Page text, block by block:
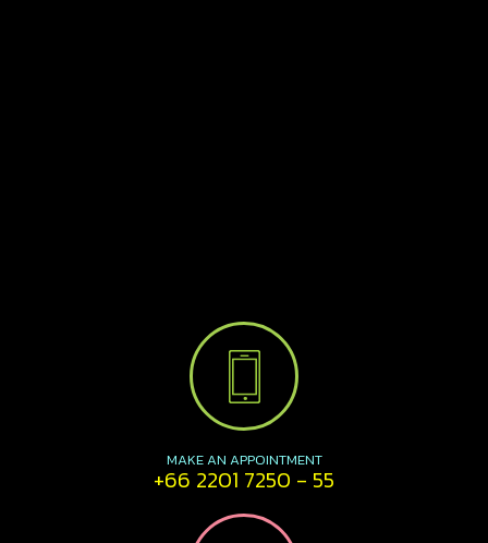
MAKE AN APPOINTMENT
+66 2201 7250 - 55